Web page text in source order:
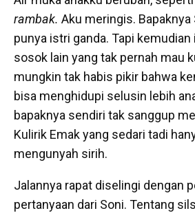
rambak. Aku meringis.
punya istri ganda. Tapi kemudian
sosok lain yang tak pernah mau
mungkin tak habis pikir bahwa
bisa menghidupi selusin lebih
bapaknya sendiri tak sanggup
Kulirik Emak yang sedari tadi
mengunyah sirih.
Jalannya rapat diselingi dengan
pertanyaan dari Soni. Tentang